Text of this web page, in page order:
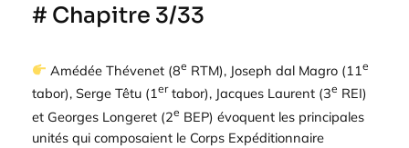
# Chapitre 3/33
Amédée Thévenet (8e RTM), Joseph dal Magro (11e
tabor), Serge Têtu (1ertabor), Jacques Laurent (3e REI)
et Georges Longeret (2e BEP) évoquent les principales
unités qui composaient le Corps Expéditionnaire